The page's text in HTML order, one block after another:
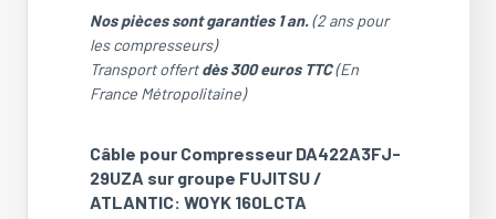
de
Câble
pour
Compresseur
DA422A3FJ-
sur
groupe
FUJITSU
Nos pièces sont garanties 1 an.(2 ans pour
les compresseurs)
Transport offertdès 300 euros TTC(En
France Métropolitaine)
Câble pour Compresseur DA422A3FJ-
29UZA sur groupe FUJITSU /
ATLANTIC: WOYK 160LCTA